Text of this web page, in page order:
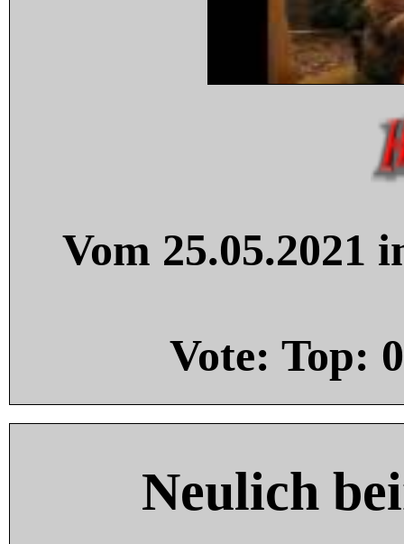
Vom 25.05.2021
Vote: Top: 0
Neulich